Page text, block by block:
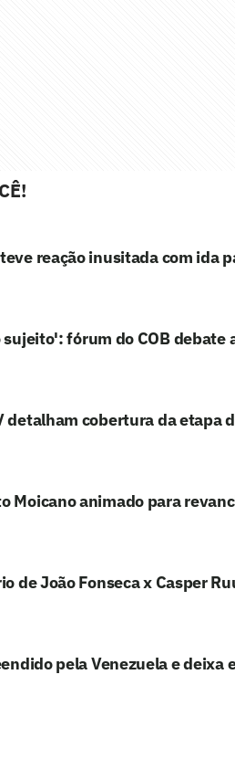
reação inusitada com ida
sujeito': fórum do COB debate
detalham cobertura da etapa
Moicano animado para
de João Fonseca x Casper
pela Venezuela e deixa